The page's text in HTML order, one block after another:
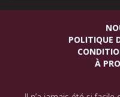
POLITIQUE
À